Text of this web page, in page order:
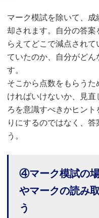
マーク模試を除いて、
却されます。自分の答
らえてどこで減点され
ていたのか、自分がどん
す。
そこから点数をもらう
ければいけないか、見直
ろを意識すべきかヒン
りにするのではなく、
う。
④マーク模試の
やマークの読み
う